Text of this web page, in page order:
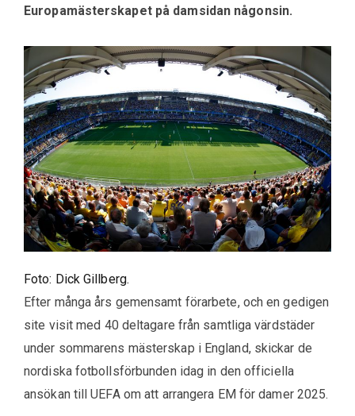
Europamästerskapet på damsidan någonsin.
Foto: Dick Gillberg.
Efter många års gemensamt förarbete, och en gedigen
site visit med 40 deltagare från samtliga värdstäder
under sommarens mästerskap i England, skickar de
nordiska fotbollsförbunden idag in den officiella
ansökan till UEFA om att arrangera EM för damer 2025.